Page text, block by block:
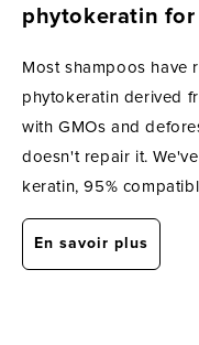
phytokeratin for
Most shampoos have
phytokeratin derived
with GMOs and
doesn't repair it.
keratin, 95%
En savoir plus